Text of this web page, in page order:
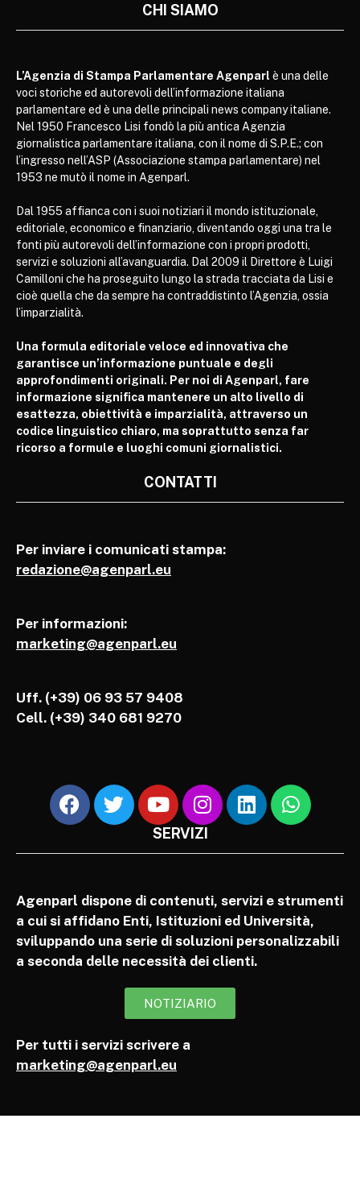
CHI SIAMO
L’Agenzia di Stampa Parlamentare Agenparl è una delle
voci storiche ed autorevoli dell’informazione italiana
parlamentare ed è una delle principali news company italiane.
Nel 1950 Francesco Lisi fondò la più antica Agenzia
giornalistica parlamentare italiana, con il nome di S.P.E.; con
l’ingresso nell’ASP (Associazione stampa parlamentare) nel
1953 ne mutò il nome in Agenparl.
Dal 1955 affianca con i suoi notiziari il mondo istituzionale,
editoriale, economico e finanziario, diventando oggi una tra le
fonti più autorevoli dell’informazione con i propri prodotti,
servizi e soluzioni all’avanguardia. Dal 2009 il Direttore è Luigi
Camilloni che ha proseguito lungo la strada tracciata da Lisi e
cioè quella che da sempre ha contraddistinto l’Agenzia, ossia
l’imparzialità.
Una formula editoriale veloce ed innovativa che
garantisce un’informazione puntuale e degli
approfondimenti originali. Per noi di Agenparl, fare
informazione significa mantenere un alto livello di
esattezza, obiettività e imparzialità, attraverso un
codice linguistico chiaro, ma soprattutto senza far
ricorso a formule e luoghi comuni giornalistici.
CONTATTI
Per inviare i comunicati stampa:
redazione@agenparl.eu
Per informazioni:
marketing@agenparl.eu
Uff. (+39) 06 93 57 9408
Cell. (+39) 340 681 9270
SERVIZI
Agenparl dispone di contenuti, servizi e strumenti
a cui si affidano Enti, Istituzioni ed Università,
sviluppando una serie di soluzioni personalizzabili
a seconda delle necessità dei clienti.
NOTIZIARIO
Per tutti i servizi scrivere a
marketing@agenparl.eu